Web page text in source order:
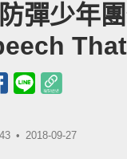
防彈少年
• 2018-09-27